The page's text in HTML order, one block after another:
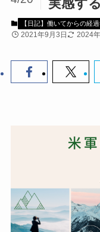
実感す
【日記】働いてからの経
2021年9月3日 2024